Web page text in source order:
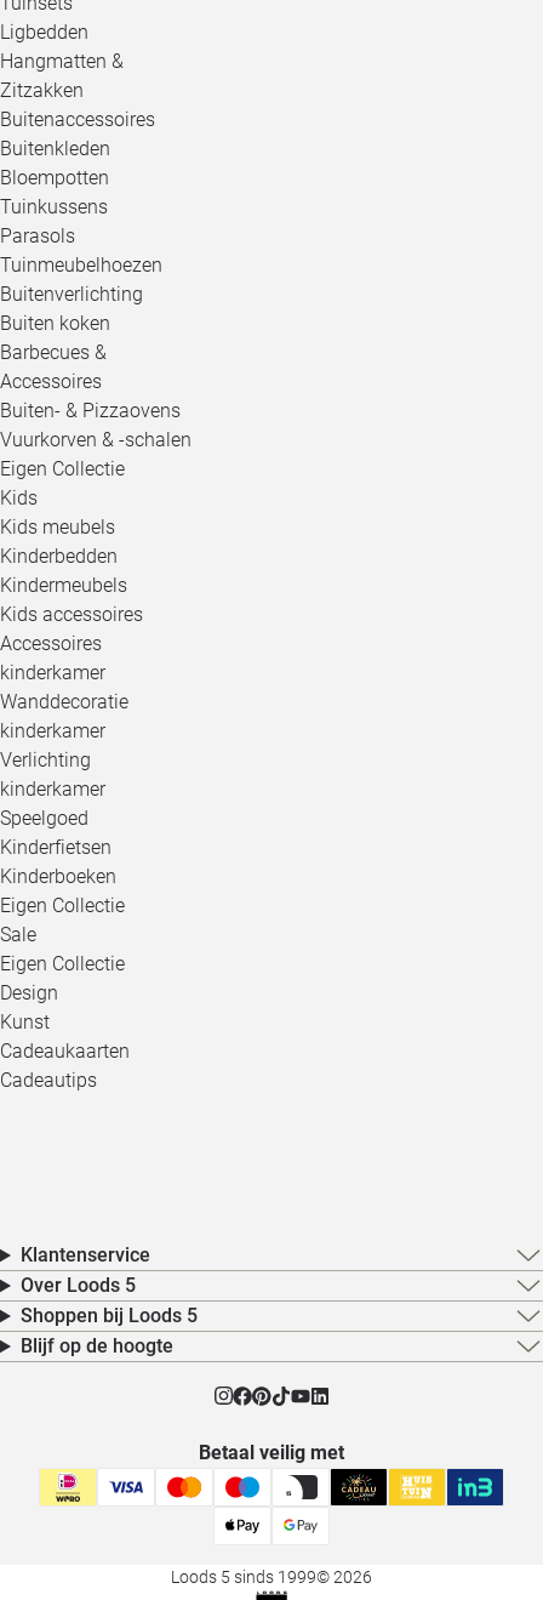
Ligbedden
Hangmatten &
Zitzakken
Buitenaccessoires
Buitenkleden
Bloempotten
Tuinkussens
Parasols
Tuinmeubelhoezen
Buitenverlichting
Buiten koken
Barbecues &
Accessoires
Buiten- & Pizzaovens
Vuurkorven & -schalen
Eigen Collectie
Kids
Kids meubels
Kinderbedden
Kindermeubels
Kids accessoires
Accessoires
kinderkamer
Wanddecoratie
kinderkamer
Verlichting
kinderkamer
Speelgoed
Kinderfietsen
Kinderboeken
Eigen Collectie
Sale
Eigen Collectie
Design
Kunst
Cadeaukaarten
Cadeautips
Klantenservice
Over Loods 5
Shoppen bij Loods 5
Blijf op de hoogte
Betaal veilig met
Loods 5 sinds 1999© 2026